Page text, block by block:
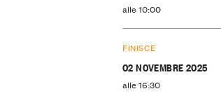
alle 10:00
FINISCE
02 NOVEMBRE 2025
alle 16:30